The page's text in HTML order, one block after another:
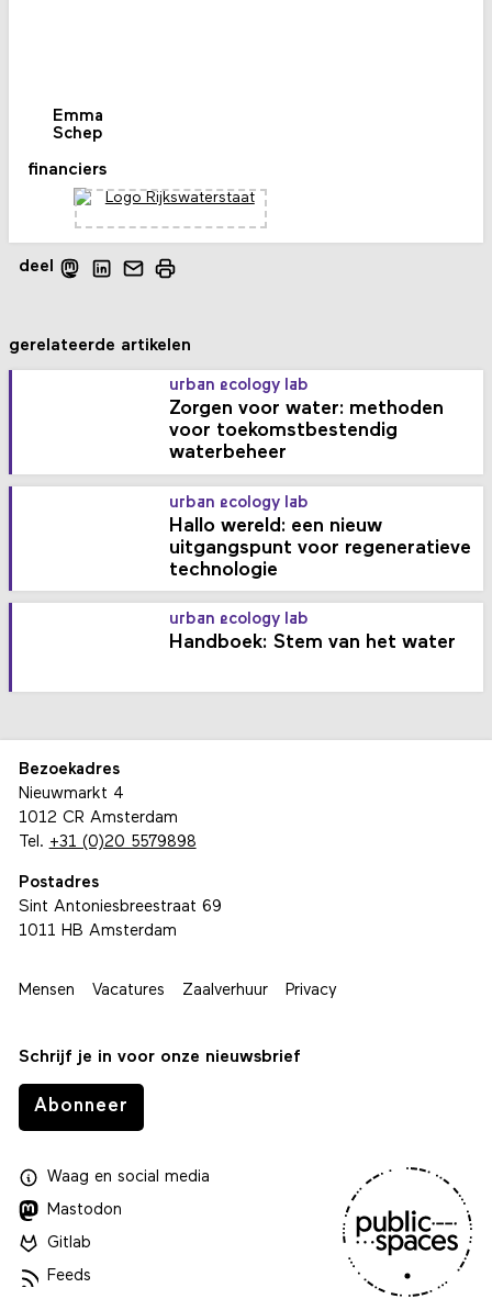
deel
Emma
Schep
financiers
gerelateerde artikelen
urban ecology lab
Zorgen voor water: methoden
voor toekomstbestendig
waterbeheer
urban ecology lab
Hallo wereld: een nieuw
uitgangspunt voor regeneratieve
technologie
urban ecology lab
Handboek: Stem van het water
Bezoekadres
Nieuwmarkt 4
1012 CR Amsterdam
Tel. +31 (0)20 5579898
Postadres
Sint Antoniesbreestraat 69
1011 HB Amsterdam
Mensen Vacatures Zaalverhuur Privacy
Schrijf je in voor onze nieuwsbrief
Abonneer
Waagen social media
Mastodon
Gitlab
Feeds